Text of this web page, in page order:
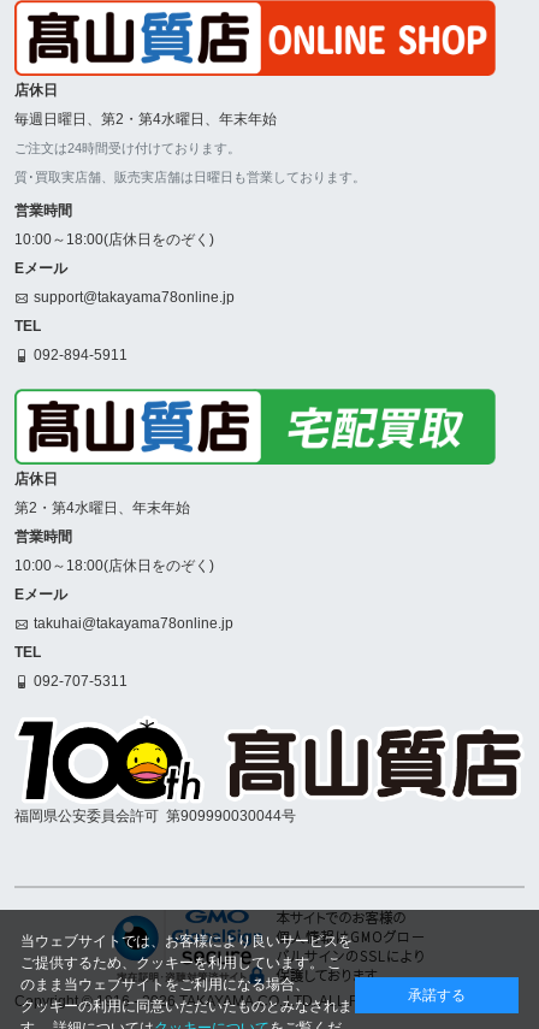
店休日
毎週日曜日、第2・第4水曜日、年末年始
ご注文は24時間受け付けております。
質･買取実店舗、販売実店舗は日曜日も営業しております。
営業時間
10:00～18:00(店休日をのぞく)
Eメール
support@takayama78online.jp
TEL
092-894-5911
店休日
第2・第4水曜日、年末年始
営業時間
10:00～18:00(店休日をのぞく)
Eメール
takuhai@takayama78online.jp
TEL
092-707-5311
福岡県公安委員会許可 第909990030044号
Copyright © 1916- 2026 TAKAYAMA.CO.,LTD. ALL RIGHTS RESERVED.
当ウェブサイトでは、お客様により良いサービスを
ご提供するため、クッキーを利用しています。 こ
のまま当ウェブサイトをご利用になる場合、
クッキーの利用に同意いただいたものとみなされま
承諾する